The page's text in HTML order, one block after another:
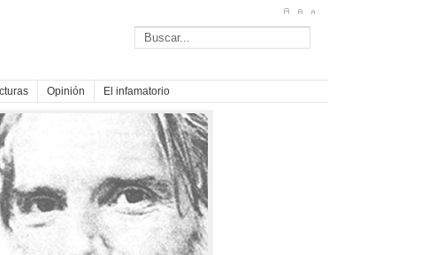
Opinión El infamatorio